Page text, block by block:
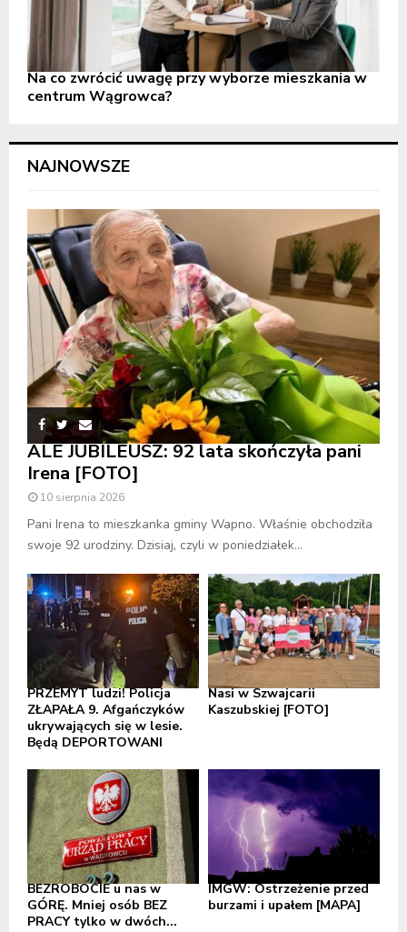
Na co zwrócić uwagę przy wyborze mieszkania w
centrum Wągrowca?
NAJNOWSZE
ALE JUBILEUSZ: 92 lata skończyła pani
Irena [FOTO]
10 sierpnia 2026
Pani Irena to mieszkanka gminy Wapno. Właśnie obchodziła
swoje 92 urodziny. Dzisiaj, czyli w poniedziałek...
PRZEMYT ludzi! Policja
ZŁAPAŁA 9. Afgańczyków
ukrywających się w lesie.
Będą DEPORTOWANI
Nasi w Szwajcarii
Kaszubskiej [FOTO]
BEZROBOCIE u nas w
GÓRĘ. Mniej osób BEZ
PRACY tylko w dwóch...
IMGW: Ostrzeżenie przed
burzami i upałem [MAPA]